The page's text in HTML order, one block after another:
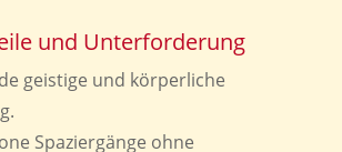
und Unterforderung
geistige und körperliche
Spaziergänge ohne